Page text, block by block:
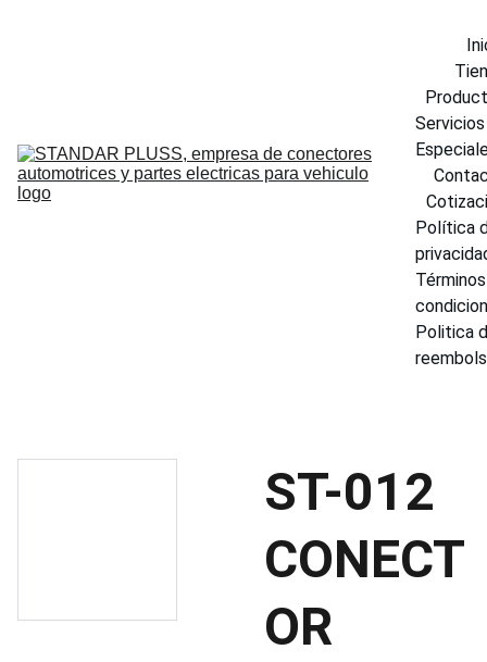
Servicios
Política
Politica
ST-012
CONECT
OR